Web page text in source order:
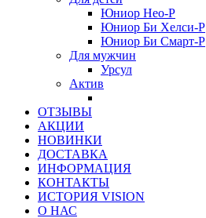
Юниор Нео-Р
Юниор Би Хелси-Р
Юниор Би Смарт-Р
Для мужчин
Урсул
Актив
ОТЗЫВЫ
АКЦИИ
НОВИНКИ
ДОСТАВКА
ИНФОРМАЦИЯ
КОНТАКТЫ
ИСТОРИЯ VISION
О НАС